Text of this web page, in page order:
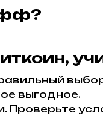
выгодное.
Проверьте